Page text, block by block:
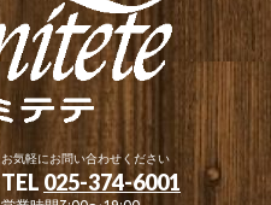
お気軽にお問い合わせください
TEL 025-374-6001